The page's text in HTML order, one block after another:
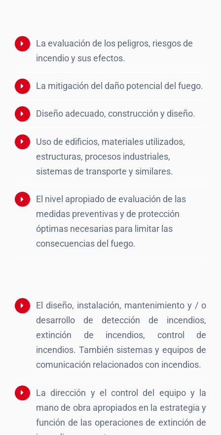
La evaluación de los peligros, riesgos de
incendio y sus efectos.
La mitigación del daño potencial del fuego.
Diseño adecuado, construcción y diseño.
Uso de edificios, materiales utilizados,
estructuras, procesos industriales,
sistemas de transporte y similares.
El nivel apropiado de evaluación de las
medidas preventivas y de protección
óptimas necesarias para limitar las
consecuencias del fuego.
El diseño, instalación, mantenimiento y / o
desarrollo de detección de incendios,
extinción de incendios, control de
incendios. También sistemas y equipos de
comunicación relacionados con incendios.
La dirección y el control del equipo y la
mano de obra apropiados en la estrategia y
función de las operaciones de extinción de